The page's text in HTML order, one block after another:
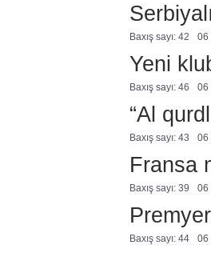
Baxış sayı: 42 06
Yeni
Baxış sayı: 46 06
“Al
Baxış sayı: 43 06
Fransa
Baxış sayı: 39 06
Baxış sayı: 44 06